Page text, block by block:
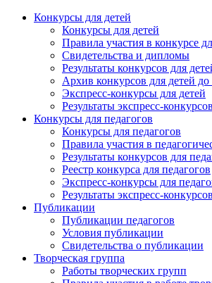
Конкурсы для детей
Конкурсы для детей
Правила участия в конкурсе
Свидетельства и дипломы
Результаты конкурсов для
Архив конкурсов для детей
Экспресс-конкурсы для детей
Результаты экспресс-
Конкурсы для педагогов
Конкурсы для педагогов
Правила участия в
Результаты конкурсов для
Реестр конкурса для педагогов
Экспресс-конкурсы для
Результаты экспресс-
Публикации
Публикации педагогов
Условия публикации
Свидетельства о публикации
Творческая группа
Работы творческих групп